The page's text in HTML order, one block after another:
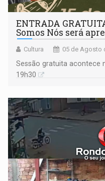
ENTRADA
Somos Nós será
Cultura 05 de Agosto
Sessão gratuita acontece
19h30